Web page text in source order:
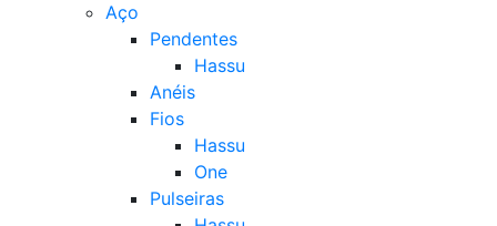
Aço
Pendentes
Hassu
Anéis
Fios
Hassu
One
Pulseiras